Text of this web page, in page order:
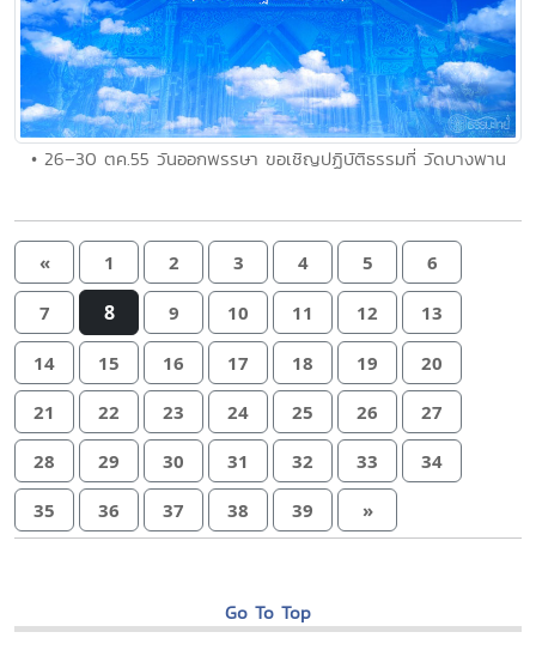
• 26–30 ตค.55 วันออกพรรษา ขอเชิญปฏิบัติธรรมที่ วัดบางพาน
« 1 2 3 4 5 6
7 8 9 10 11 12 13
14 15 16 17 18 19 20
21 22 23 24 25 26 27
28 29 30 31 32 33 34
35 36 37 38 39 »
Go To Top